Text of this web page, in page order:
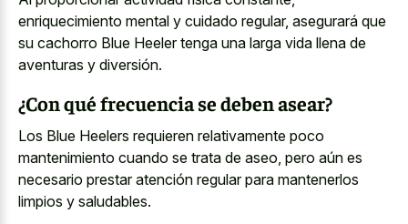
enriquecimiento mental y cuidado regular, asegurará que
su cachorro Blue Heeler tenga una larga vida llena de
aventuras y diversión.
¿Con qué frecuencia se deben asear?
Los Blue Heelers requieren relativamente poco
mantenimiento cuando se trata de aseo, pero aún es
necesario prestar atención regular para mantenerlos
limpios y saludables.